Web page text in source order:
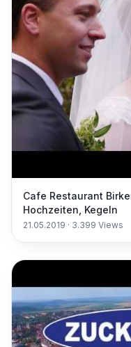
Cafe Restaurant
Hochzeiten, Kegeln
21.05.2019 · 3.399 Views